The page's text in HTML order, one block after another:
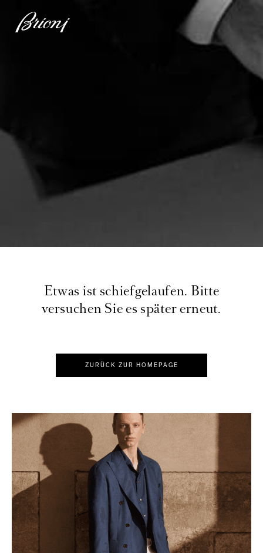
Etwas ist schiefgelaufen. Bitte
versuchen Sie es später erneut.
ZURÜCK ZUR HOMEPAGE